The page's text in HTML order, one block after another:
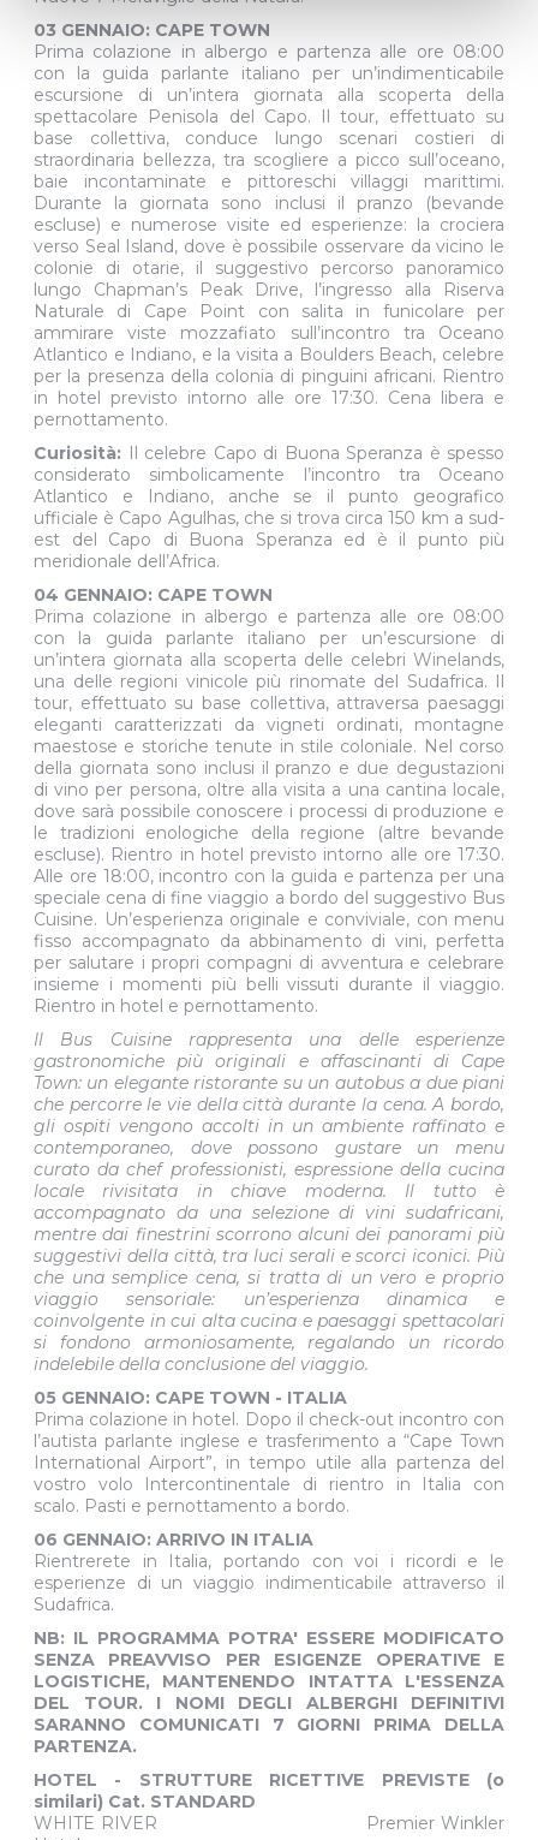
03 GENNAIO: CAPE TOWN
Prima colazione in albergo e partenza alle ore 08:00
con la guida parlante italiano per un’indimenticabile
escursione di un’intera giornata alla scoperta della
spettacolare Penisola del Capo. Il tour, effettuato su
base collettiva, conduce lungo scenari costieri di
straordinaria bellezza, tra scogliere a picco sull’oceano,
baie incontaminate e pittoreschi villaggi marittimi.
Durante la giornata sono inclusi il pranzo (bevande
escluse) e numerose visite ed esperienze: la crociera
verso Seal Island, dove è possibile osservare da vicino le
colonie di otarie, il suggestivo percorso panoramico
lungo Chapman’s Peak Drive, l’ingresso alla Riserva
Naturale di Cape Point con salita in funicolare per
ammirare viste mozzafiato sull’incontro tra Oceano
Atlantico e Indiano, e la visita a Boulders Beach, celebre
per la presenza della colonia di pinguini africani. Rientro
in hotel previsto intorno alle ore 17:30. Cena libera e
pernottamento.
Curiosità: Il celebre Capo di Buona Speranza è spesso
considerato simbolicamente l’incontro tra Oceano
Atlantico e Indiano, anche se il punto geografico
ufficiale è Capo Agulhas, che si trova circa 150 km a sud-
est del Capo di Buona Speranza ed è il punto più
meridionale dell’Africa.
04 GENNAIO: CAPE TOWN
Prima colazione in albergo e partenza alle ore 08:00
con la guida parlante italiano per un’escursione di
un’intera giornata alla scoperta delle celebri Winelands,
una delle regioni vinicole più rinomate del Sudafrica. Il
tour, effettuato su base collettiva, attraversa paesaggi
eleganti caratterizzati da vigneti ordinati, montagne
maestose e storiche tenute in stile coloniale. Nel corso
della giornata sono inclusi il pranzo e due degustazioni
di vino per persona, oltre alla visita a una cantina locale,
dove sarà possibile conoscere i processi di produzione e
le tradizioni enologiche della regione (altre bevande
escluse). Rientro in hotel previsto intorno alle ore 17:30.
Alle ore 18:00, incontro con la guida e partenza per una
speciale cena di fine viaggio a bordo del suggestivo Bus
Cuisine. Un’esperienza originale e conviviale, con menu
fisso accompagnato da abbinamento di vini, perfetta
per salutare i propri compagni di avventura e celebrare
insieme i momenti più belli vissuti durante il viaggio.
Rientro in hotel e pernottamento.
Il Bus Cuisine rappresenta una delle esperienze
gastronomiche più originali e affascinanti di Cape
Town: un elegante ristorante su un autobus a due piani
che percorre le vie della città durante la cena. A bordo,
gli ospiti vengono accolti in un ambiente raffinato e
contemporaneo, dove possono gustare un menu
curato da chef professionisti, espressione della cucina
locale rivisitata in chiave moderna. Il tutto è
accompagnato da una selezione di vini sudafricani,
mentre dai finestrini scorrono alcuni dei panorami più
suggestivi della città, tra luci serali e scorci iconici. Più
che una semplice cena, si tratta di un vero e proprio
viaggio sensoriale: un’esperienza dinamica e
coinvolgente in cui alta cucina e paesaggi spettacolari
si fondono armoniosamente, regalando un ricordo
indelebile della conclusione del viaggio.
05 GENNAIO: CAPE TOWN - ITALIA
Prima colazione in hotel. Dopo il check-out incontro con
l’autista parlante inglese e trasferimento a “Cape Town
International Airport”, in tempo utile alla partenza del
vostro volo Intercontinentale di rientro in Italia con
scalo. Pasti e pernottamento a bordo.
06 GENNAIO: ARRIVO IN ITALIA
Rientrerete in Italia, portando con voi i ricordi e le
esperienze di un viaggio indimenticabile attraverso il
Sudafrica.
NB: IL PROGRAMMA POTRA' ESSERE MODIFICATO
SENZA PREAVVISO PER ESIGENZE OPERATIVE E
LOGISTICHE, MANTENENDO INTATTA L'ESSENZA
DEL TOUR. I NOMI DEGLI ALBERGHI DEFINITIVI
SARANNO COMUNICATI 7 GIORNI PRIMA DELLA
PARTENZA.
HOTEL - STRUTTURE RICETTIVE PREVISTE (o
similari) Cat. STANDARD
WHITE RIVER Premier Winkler